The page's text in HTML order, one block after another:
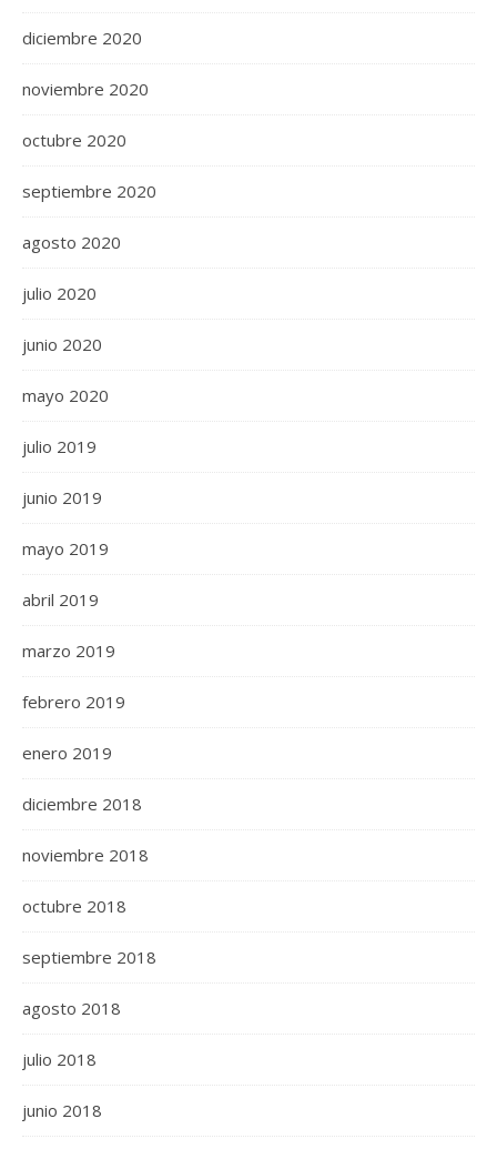
diciembre 2020
noviembre 2020
octubre 2020
septiembre 2020
agosto 2020
julio 2020
junio 2020
mayo 2020
julio 2019
junio 2019
mayo 2019
abril 2019
marzo 2019
febrero 2019
enero 2019
diciembre 2018
noviembre 2018
octubre 2018
septiembre 2018
agosto 2018
julio 2018
junio 2018